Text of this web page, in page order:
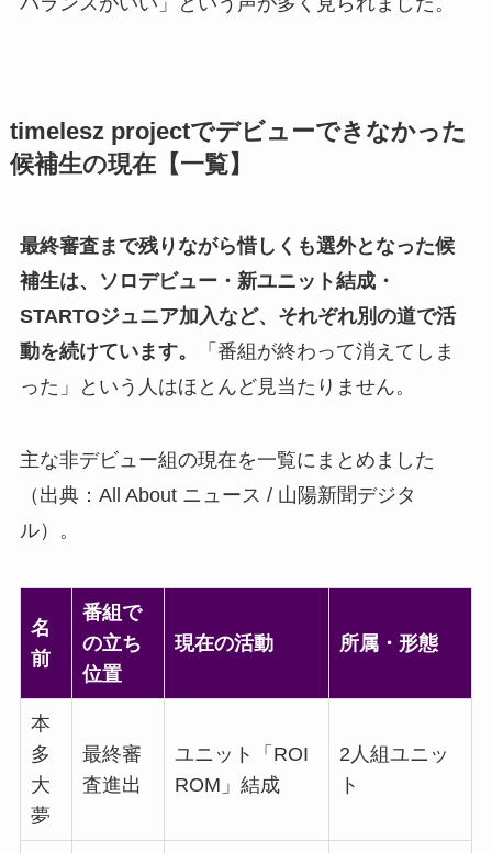
timelesz projectでデビューできなかった
候補生の現在【一覧】
最終審査まで残りながら惜しくも選外となった候
補生は、ソロデビュー・新ユニット結成・
STARTOジュニア加入など、それぞれ別の道で活
動を続けています。
「番組が終わって消えてしま
った」という人はほとんど見当たりません。
主な非デビュー組の現在を一覧にまとめました
（出典：All About ニュース / 山陽新聞デジタ
ル）。
名
前
番組で
の立ち
位置
現在の活動 所属・形態
本
多
大
夢
最終審
査進出
ユニット「ROI
ROM」結成
2人組ユニッ
ト